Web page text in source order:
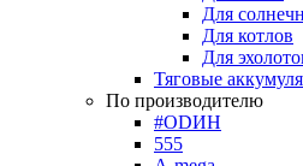
Для
Для котлов
Для
Тяговые
По производителю
#ODИН
555